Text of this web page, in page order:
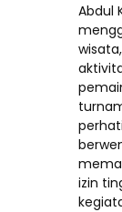
Abdul
izin